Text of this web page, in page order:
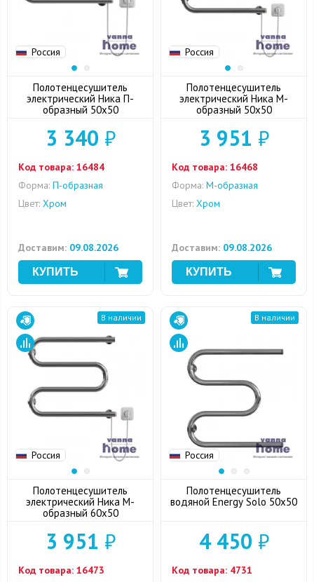
Россия
Полотенцесушитель
электрический Ника П-
образный 50x50
3 340 ₽
Код товара: 16484
Форма: П-образная
Цвет: Хром
Доставим: 09.08.2026
Россия
Полотенцесушитель
электрический Ника М-
образный 50x50
3 951 ₽
Код товара: 16468
Форма: M-образная
Цвет: Хром
Доставим: 09.08.2026
Россия
В наличии
Полотенцесушитель
электрический Ника М-
образный 60x50
3 951 ₽
Код товара: 16473
Россия
В наличии
Полотенцесушитель
водяной Energy Solo 50x50
4 450 ₽
Код товара: 4731